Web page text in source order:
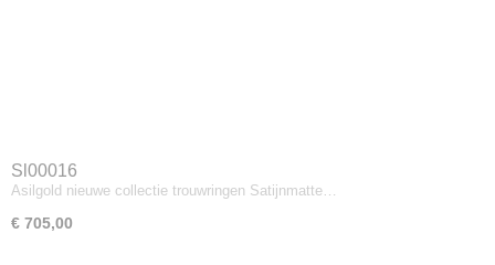
Sl00016
Asilgold nieuwe collectie trouwringen Satijnmatte…
€ 705,00